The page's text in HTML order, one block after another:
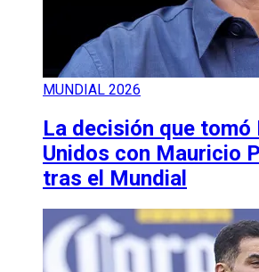
MUNDIAL 2026
La decisión que tomó
Unidos con Mauricio
tras el Mundial